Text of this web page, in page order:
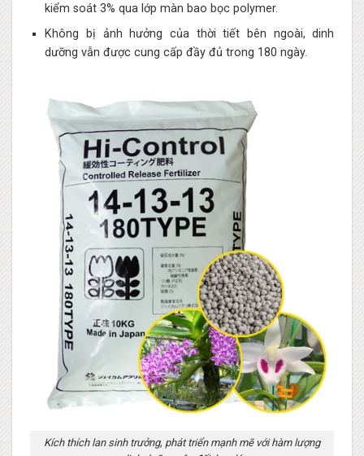
kiểm soát 3% qua lớp màn bao bọc polymer.
Không bị ảnh hưởng của thời tiết bên ngoài, dinh
dưỡng vẫn được cung cấp đầy đủ trong 180 ngày.
Kích thích lan sinh trưởng, phát triển mạnh mẽ với hàm lượng